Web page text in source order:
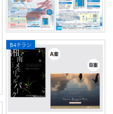
B4チラシ